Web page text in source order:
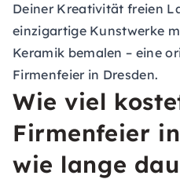
Deiner Kreativität freien
einzigartige Kunstwerke
Keramik bemalen – eine
Firmenfeier in Dresden.
Wie viel
Firmenfeier
wie lange